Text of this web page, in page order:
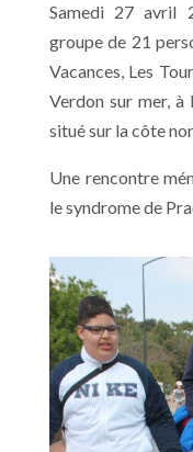
Samedi 27 avril
groupe de 21
Vacances, Les
Verdon sur mer,
situé sur la côte
Une rencontre
le syndrome de